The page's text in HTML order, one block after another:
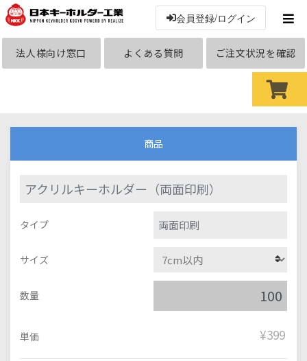
会員登録/ログイン
法人様向け窓口 よくある質問 ご注文状況を確認
商品
アクリルキーホルダー（両面印刷）
タイプ 両面印刷
サイズ
数量
単価 ¥399